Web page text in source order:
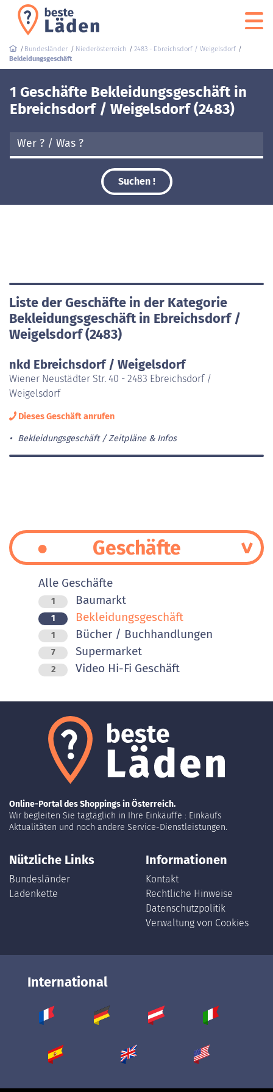
Bundesländer Niederösterreich
2483 - Ebreichsdorf / Weigelsdorf
Bekleidungsgeschäft
1 Geschäfte Bekleidungsgeschäft in
Ebreichsdorf / Weigelsdorf (2483)
Suchen !
Liste der Geschäfte in der Kategorie
Bekleidungsgeschäft in Ebreichsdorf /
Weigelsdorf (2483)
nkd Ebreichsdorf / Weigelsdorf
Wiener Neustädter Str. 40 - 2483 Ebreichsdorf /
Weigelsdorf
Dieses Geschäft anrufen
Bekleidungsgeschäft Zeitpläne & Infos
Geschäfte
Alle Geschäfte
1 Baumarkt
1 Bekleidungsgeschäft
1 Bücher / Buchhandlungen
7 Supermarket
2 Video Hi-Fi Geschäft
Online-Portal des Shoppings in Österreich.
Wir begleiten Sie tagtäglich in Ihre Einkäuffe : Einkaufs
Aktualitäten und noch andere Service-Dienstleistungen.
Nützliche Links
Bundesländer
Ladenkette
Informationen
Kontakt
Rechtliche Hinweise
Datenschutzpolitik
Verwaltung von Cookies
International